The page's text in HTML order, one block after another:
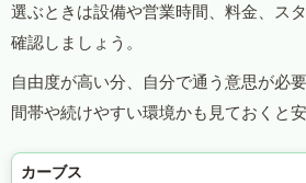
選ぶときは設備や営業時間、料金、ス
確認しましょう。
自由度が高い分、自分で通う意思が必
間帯や続けやすい環境かも見ておくと安
カーブス